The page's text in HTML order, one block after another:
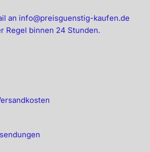
an info@preisguenstig-kaufen.de
Regel binnen 24 Stunden.